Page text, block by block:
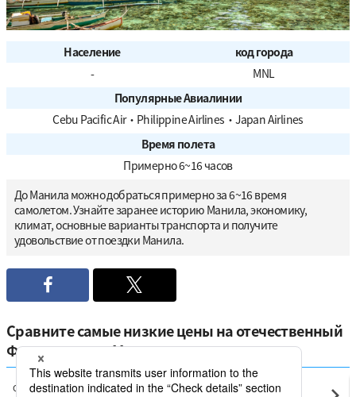
Население
код города
-
MNL
Популярные Авиалинии
Cebu Pacific Air・ Philippine Airlines ・Japan Airlines
Время полета
Примерно 6~16 часов
До Манила можно добраться примерно за 6~16 время
самолетом. Узнайте заранее историю Манила, экономику,
климат, основные варианты транспорта и получите
удовольствие от поездки Манила.
Сравните самые низкие цены на отечественный
Филиппины от Манила
Cebu Манила(MNL)